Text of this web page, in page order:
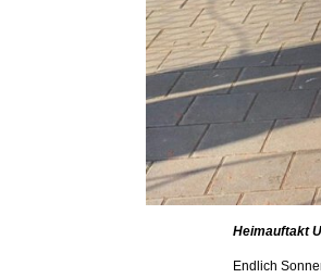
Heimauftakt
Endlich